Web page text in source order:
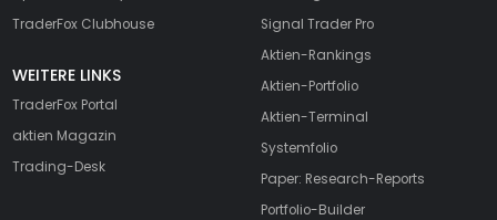
TraderFox Clubhouse
WEITERE LINKS
TraderFox Portal
aktien Magazin
Trading-Desk
Signal Trader Pro
Aktien-Rankings
Aktien-Portfolio
Aktien-Terminal
Systemfolio
Paper: Research-Reports
Portfolio-Builder